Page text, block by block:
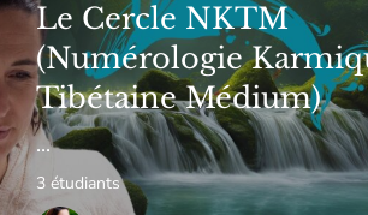
Le Cercle NKTM
(Numérologie
Tibétaine Médium)
...
3 étudiants